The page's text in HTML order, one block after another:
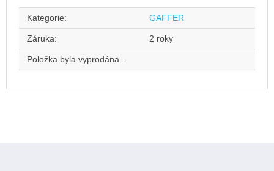
Kategorie: GAFFER
Záruka: 2 roky
Položka byla vyprodána…